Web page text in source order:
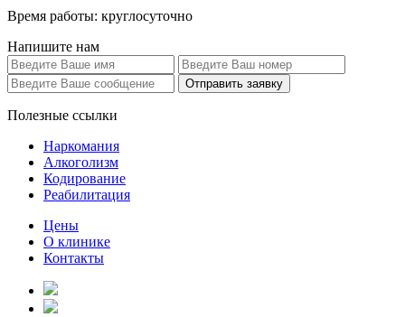
Время работы: круглосуточно
Напишите нам
Отправить заявку
Полезные ссылки
Наркомания
Алкоголизм
Кодирование
Реабилитация
Цены
О клинике
Контакты